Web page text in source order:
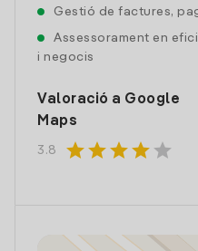
Gestió de factures,
Assessorament en
i negocis
Valoració a Google
Maps
3.8 starstarstarstar star